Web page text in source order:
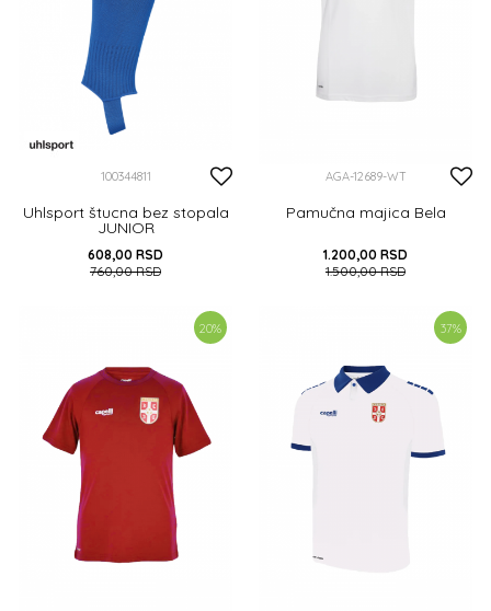
100344811
Uhlsport štucna bez stopala
JUNIOR
608,00 RSD
760,00RSD
DODAJ U KORPU
AGA-12689-WT
Pamučna majica Bela
1.200,00 RSD
1.500,00RSD
20% 37%